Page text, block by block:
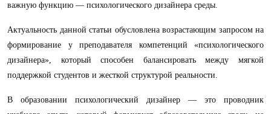
важную функцию — психологического дизайнера среды.
Актуальность данной статьи обусловлена возрастающим запросом на
формирование у преподавателя компетенций «психологического
дизайнера», который способен балансировать между мягкой
поддержкой студентов и жесткой структурой реальности.
В образовании психологический дизайнер — это проводник